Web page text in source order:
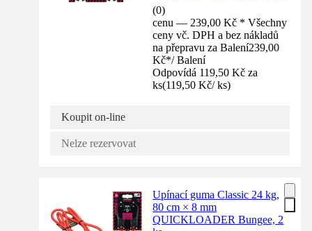
(0)
cenu — 239,00 Kč * Všechny
ceny vč. DPH a bez nákladů
na přepravu za Balení239,00
Kč*/ Balení
Odpovídá 119,50 Kč za
ks(119,50 Kč/ ks)
Koupit on-line
Nelze rezervovat
Upínací guma Classic 24 kg,
80 cm × 8 mm
QUICKLOADER Bungee, 2